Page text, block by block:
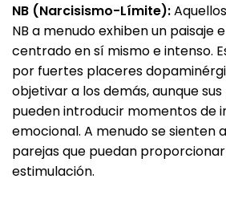
NB (Narcisismo-Límite):
NB a menudo exhiben un paisaje
centrado en sí mismo e intenso.
por fuertes placeres
objetivar a los demás, aunque
pueden introducir momentos de
emocional. A menudo se sienten
parejas que puedan
estimulación.